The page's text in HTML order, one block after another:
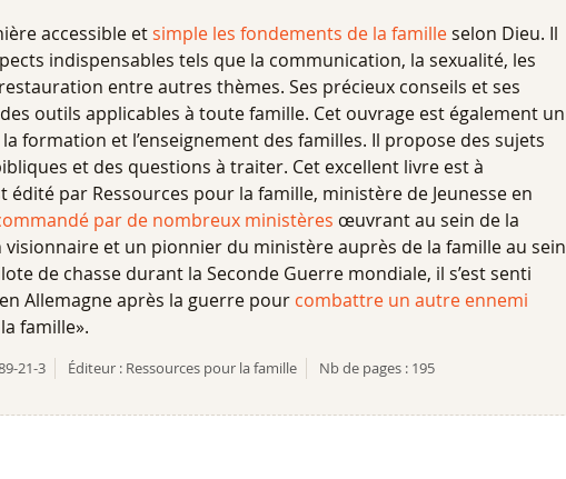
accessible etsimple les fondements de la familleselon Dieu. Il
indispensables tels que la communication, la sexualité, les
entre autres thèmes. Ses précieux conseils et ses
outils applicables à toute famille. Cet ouvrage est également un
formation et l’enseignement des familles. Il propose des sujets
et des questions à traiter. Cet excellent livre est à
édité par Ressources pour la famille, ministère de Jeunesse en
par de nombreux ministères œuvrant au sein de la
visionnaire et un pionnier du ministère auprès de la famille au sein
de chasse durant la Seconde Guerre mondiale, il s’est senti
Allemagne après la guerre pour combattre un autre ennemi
famille».
21-3 Éditeur : Ressources pour la famille Nb de pages : 195